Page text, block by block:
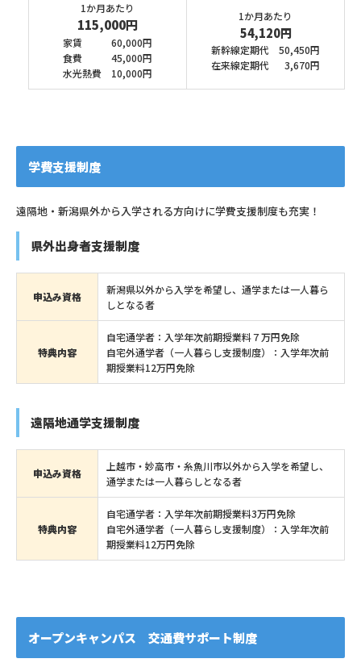
1か月あたり
115,000円
家賃
食費
水光熱費
60,000円
45,000円
10,000円
1か月あたり
54,120円
新幹線定期代
在来線定期代
50,450円
3,670円
学費支援制度
遠隔地・新潟県外から入学される方向けに学費支援制度も充実！
県外出身者支援制度
申込み資格
新潟県以外から入学を希望し、通学または一人暮ら
しとなる者
特典内容
自宅通学者：入学年次前期授業料７万円免除
自宅外通学者（一人暮らし支援制度）：入学年次前
期授業料12万円免除
遠隔地通学支援制度
申込み資格
上越市・妙高市・糸魚川市以外から入学を希望し、
通学または一人暮らしとなる者
特典内容
自宅通学者：入学年次前期授業料3万円免除
自宅外通学者（一人暮らし支援制度）：入学年次前
期授業料12万円免除
オープンキャンパス 交通費サポート制度